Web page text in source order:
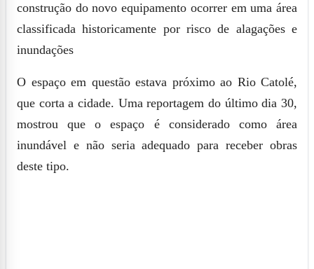
construção do novo equipamento ocorrer em uma área
classificada historicamente por risco de alagações e
inundações
O espaço em questão estava próximo ao Rio Catolé,
que corta a cidade. Uma reportagem do último dia 30,
mostrou que o espaço é considerado como área
inundável e não seria adequado para receber obras
deste tipo.